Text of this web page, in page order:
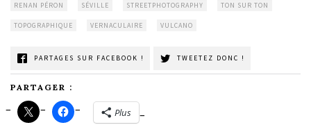
RENAN PÉRON SÉVILLE STREETPHOTOGRAPHY TON SUR TON
TOPOGRAPHIQUE VERNACULAIRE VULCANO
PARTAGES SUR FACEBOOK ! TWEETEZ DONC !
PARTAGER :
Plus